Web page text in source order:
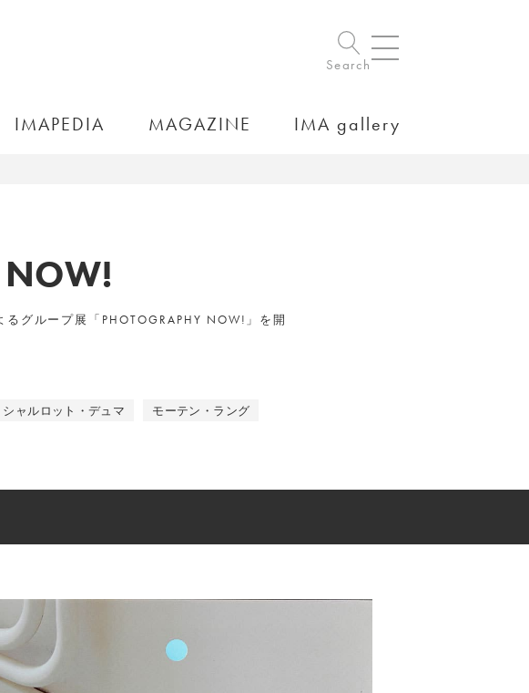
Search
IMAPEDIA MAGAZINE IMA gallery
NOW!
グループ展「PHOTOGRAPHY NOW!」を開
シャルロット・デュマ
モーテン・ラング